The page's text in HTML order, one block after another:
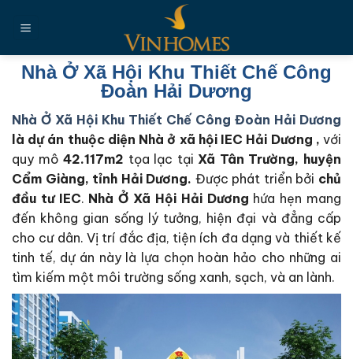
đến
dungNhà Ở Xã Hội Khu Thiết Chế Công
Đoàn Hải Dương
Nhà Ở Xã Hội Khu Thiết Chế Công Đoàn Hải Dương
là dự án thuộc diện Nhà ở xã hội IEC Hải Dương , với
quy mô42.117m2 tọa lạc tại Xã Tân Trường, huyện
Cẩm Giàng, tỉnh Hải Dương. Được phát triển bởi chủ
đầu tư IEC. Nhà Ở Xã Hội Hải Dương hứa hẹn mang
đến không gian sống lý tưởng, hiện đại và đẳng cấp
cho cư dân. Vị trí đắc địa, tiện ích đa dạng và thiết kế
tinh tế, dự án này là lựa chọn hoàn hảo cho những ai
tìm kiếm một môi trường sống xanh, sạch, và an lành.